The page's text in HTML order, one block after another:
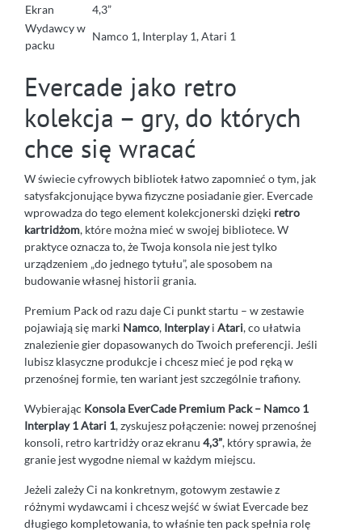
Ekran
4,3”
Wydawcy w
packu
Namco 1, Interplay 1, Atari 1
Evercade jako retro
kolekcja – gry, do których
chce się wracać
W świecie cyfrowych bibliotek łatwo zapomnieć o tym, jak
satysfakcjonujące bywa fizyczne posiadanie gier. Evercade
wprowadza do tego element kolekcjonerski dzięki retro
kartridżom, które można mieć w swojej bibliotece. W
praktyce oznacza to, że Twoja konsola nie jest tylko
urządzeniem „do jednego tytułu”, ale sposobem na
budowanie własnej historii grania.
Premium Pack od razu daje Ci punkt startu – w zestawie
pojawiają się marki Namco, Interplayi Atari, co ułatwia
znalezienie gier dopasowanych do Twoich preferencji. Jeśli
lubisz klasyczne produkcje i chcesz mieć je pod ręką w
przenośnej formie, ten wariant jest szczególnie trafiony.
Wybierając Konsola EverCade Premium Pack – Namco 1
Interplay 1 Atari 1, zyskujesz połączenie: nowej przenośnej
konsoli, retro kartridży oraz ekranu 4,3”, który sprawia, że
granie jest wygodne niemal w każdym miejscu.
Jeżeli zależy Ci na konkretnym, gotowym zestawie z
różnymi wydawcami i chcesz wejść w świat Evercade bez
długiego kompletowania, to właśnie ten pack spełnia rolę